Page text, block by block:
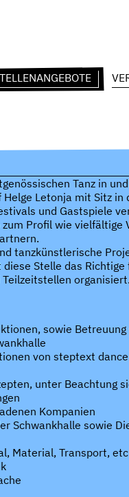
Tanz in
Letonja mit Sitz in
und Gastspiele
Profil wie vielfältige
tanzkünstlerische
Stelle das Richtige
organisiert.
sowie
von steptext
unter Beachtung
Kompanien
Schwankhalle sowie
Material, Transport,